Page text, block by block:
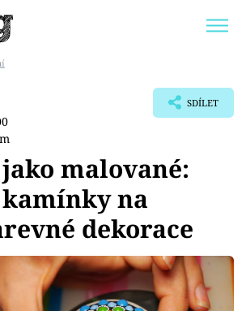
SDÍLET
malované:
na
dekorace